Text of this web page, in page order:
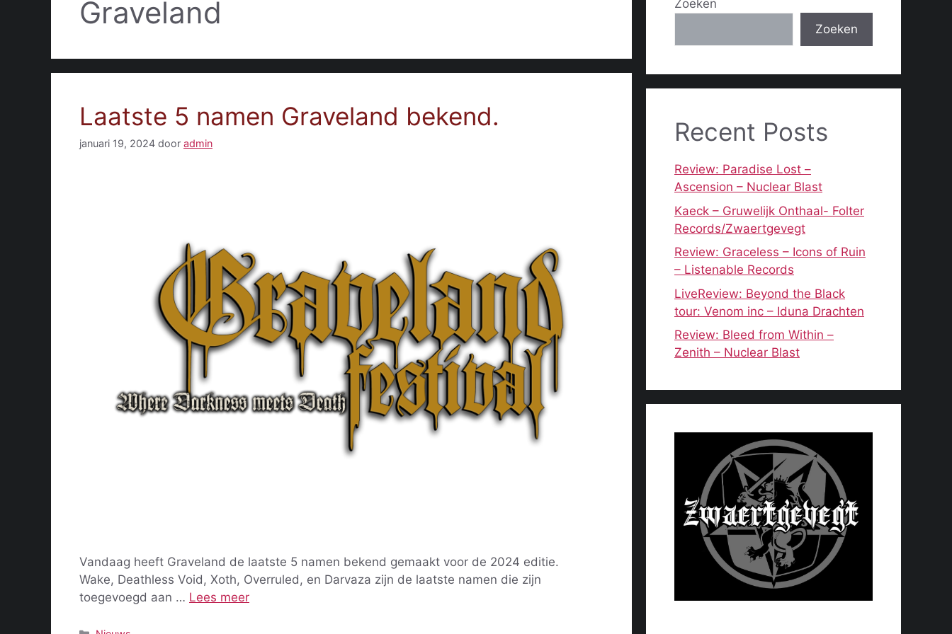
Graveland
Laatste 5 namen Graveland bekend.
januari 19, 2024 door admin
Vandaag heeft Graveland de laatste 5 namen bekend gemaakt voor de 2024 editie.
Wake, Deathless Void, Xoth, Overruled, en Darvaza zijn de laatste namen die zijn
toegevoegd aan … Lees meer
Zoeken
Zoeken
Recent Posts
Review: Paradise Lost –
Ascension – Nuclear Blast
Kaeck – Gruwelijk Onthaal- Folter
Records/Zwaertgevegt
Review: Graceless – Icons of Ruin
– Listenable Records
LiveReview: Beyond the Black
tour: Venom inc – Iduna Drachten
Review: Bleed from Within –
Zenith – Nuclear Blast